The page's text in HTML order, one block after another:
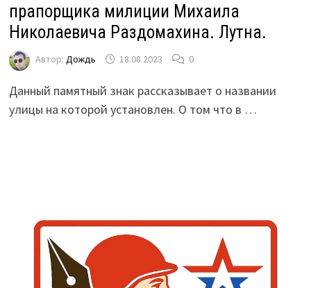
прапорщика милиции Михаила
Николаевича Раздомахина. Лутна.
Автор: Дождь 18.08.2023 0
Данный памятный знак рассказывает о названии
улицы на которой установлен. О том что в …